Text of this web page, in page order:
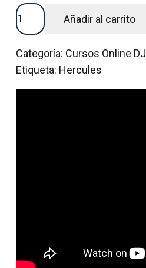
CURSO
ONLINE
cantidad
Añadir al carrito
Categoría: Cursos Online DJ
Etiqueta: Hercules